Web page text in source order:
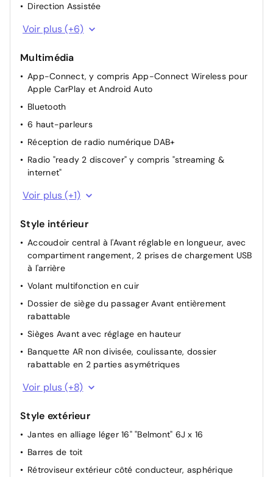
Direction Assistée
Colonne de direction réglable en hauteur et
profondeur
Plancher de coffre à bagages réglable en 2 hauteurs
Vitres AV et AR électriques
Dispositif start/stop de mise en veille avec
récupération de l'énergie au freinage
Appuis lombaires à l'avant
Système de protection proactive des occupants en
combinaison avec "Front Assist"
Voir plus (+6)
Multimédia
App-Connect, y compris App-Connect Wireless pour
Apple CarPlay et Android Auto
Bluetooth
6 haut-parleurs
Réception de radio numérique DAB+
Radio "ready 2 discover" y compris "streaming &
internet"
2 interfaces USB C à l'avant, 2 prises de chargement
USB C dans la console centrale à l'arrière
Voir plus (+1)
Style intérieur
Accoudoir central à l'Avant réglable en longueur, avec
compartiment rangement, 2 prises de chargement USB
à l'arrière
Volant multifonction en cuir
Dossier de siège du passager Avant entièrement
rabattable
Sièges Avant avec réglage en hauteur
Banquette AR non divisée, coulissante, dossier
rabattable en 2 parties asymétriques
Vide-poches au dos des sièges Avant
Pommeau du levier de vitesses en cuir
Plafonniers à extinction retardée et gradateur, 2
lampes de lecture à l'avant et 2 à l'arrière
Eclairage du coffre à bagages
Voir plus (+8)
Style extérieur
Jantes en alliage léger 16" "Belmont" 6J x 16
Barres de toit
Rétroviseur extérieur côté conducteur, asphérique